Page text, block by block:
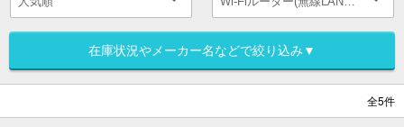
在庫状況やメーカー名などで絞り込み▼
全5件